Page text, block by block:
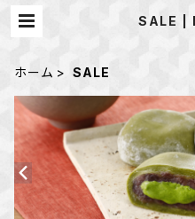
SALE |
ホーム SALE